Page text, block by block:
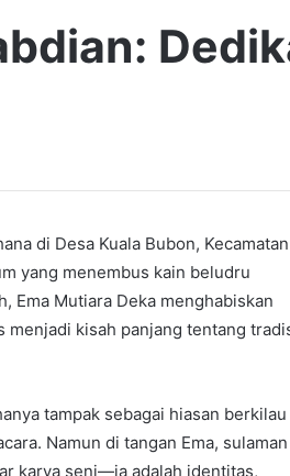
di Desa Kuala Bubon, Kecamatan
yang menembus kain beludru
Ema Mutiara Deka menghabiskan
kisah panjang tentang
tampak sebagai hiasan berkilau
Namun di tangan Ema, sulaman
karya seni—ia adalah identitas,